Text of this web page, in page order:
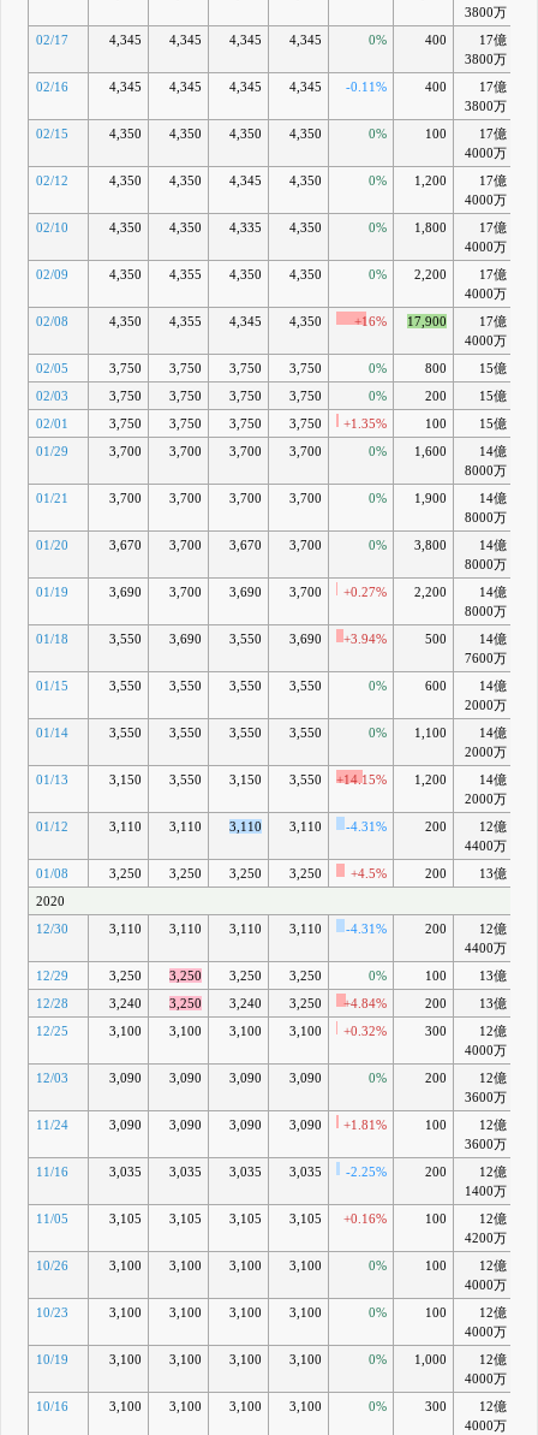
3800万
02/17 4,345 4,345 4,345 4,345 0% 400
17億
3800万
02/16 4,345 4,345 4,345 4,345 -0.11% 400
17億
3800万
02/15 4,350 4,350 4,350 4,350 0% 100
17億
4000万
02/12 4,350 4,350 4,345 4,350 0% 1,200
17億
4000万
02/10 4,350 4,350 4,335 4,350 0% 1,800
17億
4000万
02/09 4,350 4,355 4,350 4,350 0% 2,200
17億
4000万
02/08 4,350 4,355 4,345 4,350 +16% 17,900
17億
4000万
02/05 3,750 3,750 3,750 3,750 0% 800 15億
02/03
3,750 3,750 3,750 3,750 0% 200 15億
02/01
3,750 3,750 3,750 3,750 +1.35% 100 15億
01/29
3,700 3,700 3,700 3,700 0% 1,600
14億
8000万
01/21 3,700 3,700 3,700 3,700 0% 1,900
14億
8000万
01/20 3,670 3,700 3,670 3,700 0% 3,800
14億
8000万
01/19 3,690 3,700 3,690 3,700 +0.27% 2,200
14億
8000万
01/18 3,550 3,690 3,550 3,690 +3.94% 500
14億
7600万
01/15
3,550 3,550 3,550 3,550 0% 600
14億
2000万
01/14 3,550 3,550 3,550 3,550 0% 1,100
14億
2000万
01/13 3,150 3,550 3,150 3,550 +14.15% 1,200
14億
2000万
01/12 3,110 3,110 3,110 3,110 -4.31% 200
12億
4400万
01/08 3,250 3,250 3,250 3,250 +4.5% 200 13億
2020
12/30
3,110 3,110 3,110 3,110 -4.31% 200
12億
4400万
12/29 3,250 3,250 3,250 3,250 0% 100 13億
12/28
3,240 3,250 3,240 3,250 +4.84% 200 13億
12/25
3,100 3,100 3,100 3,100 +0.32% 300
12億
4000万
12/03 3,090 3,090 3,090 3,090 0% 200
12億
3600万
11/24 3,090 3,090 3,090 3,090 +1.81% 100
12億
3600万
11/16 3,035 3,035 3,035 3,035 -2.25% 200
12億
1400万
11/05 3,105 3,105 3,105 3,105 +0.16% 100
12億
4200万
10/26 3,100 3,100 3,100 3,100 0% 100
12億
4000万
10/23 3,100 3,100 3,100 3,100 0% 100
12億
4000万
10/19 3,100 3,100 3,100 3,100 0% 1,000
12億
4000万
10/16 3,100 3,100 3,100 3,100 0% 300
12億
4000万